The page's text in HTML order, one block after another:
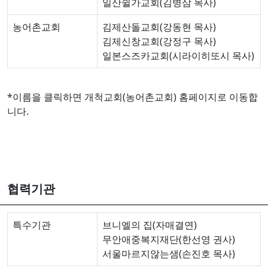
농어촌교회
김제산돌교회(강동현 목사)
김제신창교회(강정구 목사)
일본스즈카교회(시라이히또시 목사)
*이름을 클릭하면 개척교회(농어촌교회) 홈페이지로 이동합
니다.
협력기관
특수기관
브니엘의 집(자매결연)
무안애중복지재단(한선영 권사)
서울마르지않는샘(손진호 목사)